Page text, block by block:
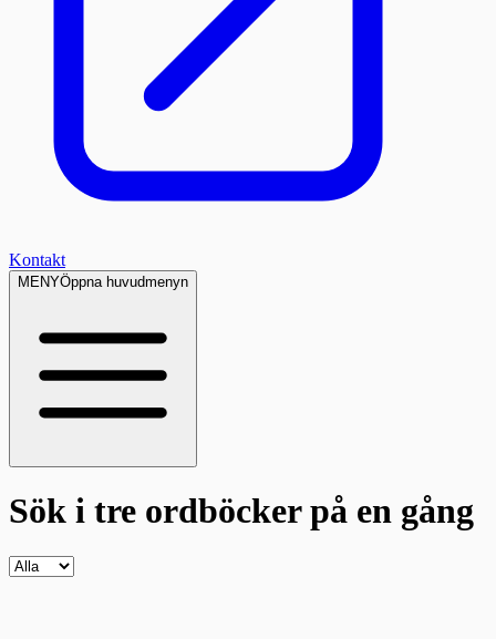
Kontakt
MENYÖppna huvudmenyn
Sök i tre ordböckerpå en gång